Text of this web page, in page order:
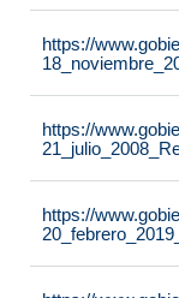
https://
https://
https://